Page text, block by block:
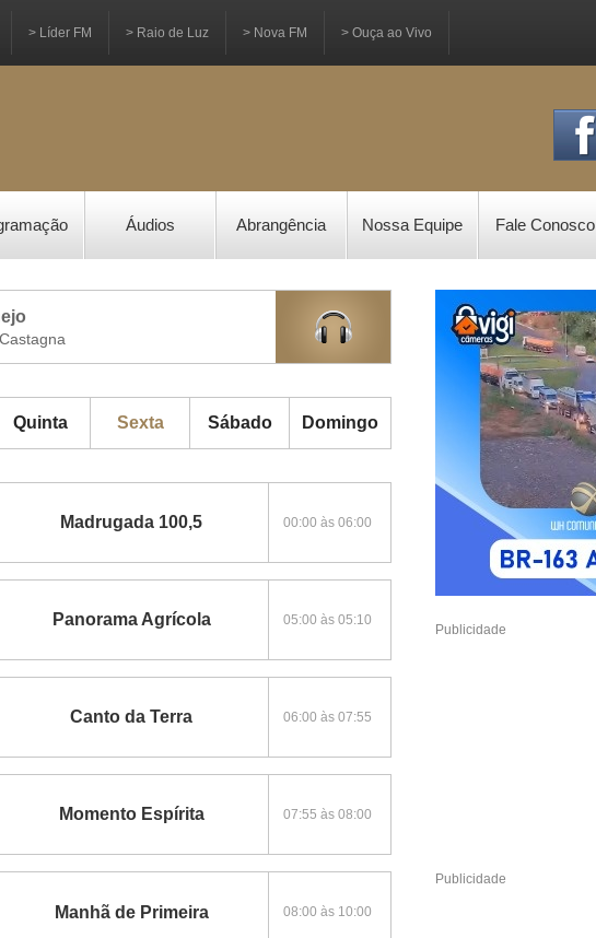
> Líder FM > Raio de Luz > Nova FM > Ouça ao Vivo
Áudios Abrangência Nossa Equipe Fale Conosco
Quinta Sexta Sábado Domingo
Madrugada 100,5 00:00 às 06:00
Panorama Agrícola 05:00 às 05:10
Canto da Terra 06:00 às 07:55
Momento Espírita 07:55 às 08:00
Manhã de Primeira 08:00 às 10:00
Publicidade
Publicidade